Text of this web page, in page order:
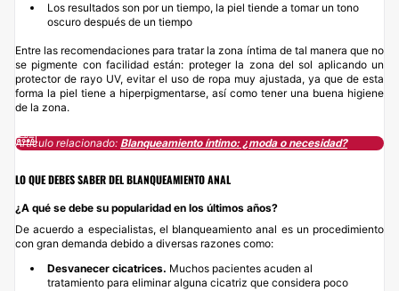
Los resultados son por un tiempo, la piel tiende a tomar un tono
oscuro después de un tiempo
Entre las recomendaciones para tratar la zona íntima de tal manera que no
se pigmente con facilidad están: proteger la zona del sol aplicando un
protector de rayo UV, evitar el uso de ropa muy ajustada, ya que de esta
forma la piel tiene a hiperpigmentarse, así como tener una buena higiene
de la zona.
Artículo relacionado: Blanqueamiento íntimo: ¿moda o necesidad?
LO QUE DEBES SABER DEL BLANQUEAMIENTO ANAL
¿A qué se debe su popularidad en los últimos años?
De acuerdo a especialistas, el blanqueamiento anal es un procedimiento
con gran demanda debido a diversas razones como:
Desvanecer cicatrices. Muchos pacientes acuden al
tratamiento para eliminar alguna cicatriz que considera poco